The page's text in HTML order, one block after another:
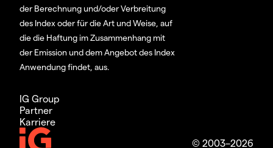
der Berechnung und/oder Verbreitung
des Index oder für die Art und Weise, auf
die die Haftung im Zusammenhang mit
der Emission und dem Angebot des Index
Anwendung findet, aus.
IG Group
Partner
Karriere
© 2003–2026